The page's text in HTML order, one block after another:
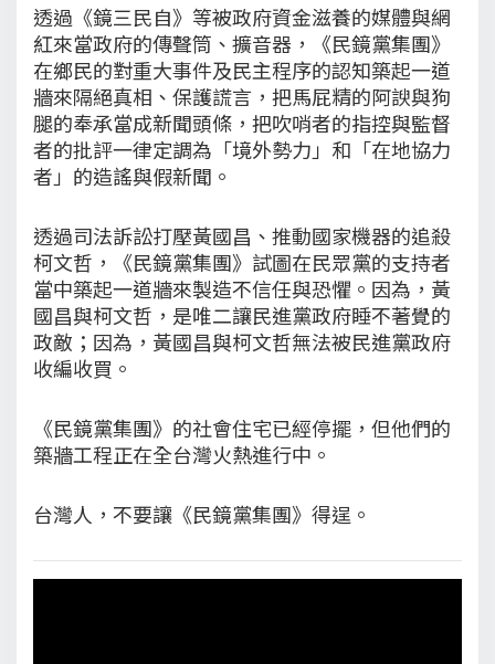
透過《鏡三民自》等被政府資金滋養的媒體與網
紅來當政府的傳聲筒、擴音器，《民鏡黨集團》
在鄉民的對重大事件及民主程序的認知築起一道
牆來隔絕真相、保護謊言，把馬屁精的阿諛與狗
腿的奉承當成新聞頭條，把吹哨者的指控與監督
者的批評一律定調為「境外勢力」和「在地協力
者」的造謠與假新聞。
透過司法訴訟打壓黃國昌、推動國家機器的追殺
柯文哲，《民鏡黨集團》試圖在民眾黨的支持者
當中築起一道牆來製造不信任與恐懼。因為，黃
國昌與柯文哲，是唯二讓民進黨政府睡不著覺的
政敵；因為，黃國昌與柯文哲無法被民進黨政府
收編收買。
《民鏡黨集團》的社會住宅已經停擺，但他們的
築牆工程正在全台灣火熱進行中。
台灣人，不要讓《民鏡黨集團》得逞。